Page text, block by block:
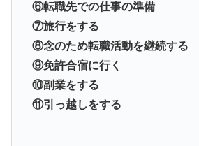
⑥転職先での仕事の準備
⑦旅行をする
⑧念のため転職活動を継続する
⑨免許合宿に行く
⑩副業をする
⑪引っ越しをする